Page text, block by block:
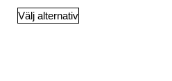
Välj alternativ